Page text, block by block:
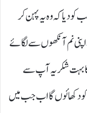
دیا کہ وہ یہ پہن کر
نم آنکھوں سے لگائے
کا بہت شکریہ آپ سے
دکھائوں گا اب جب میں